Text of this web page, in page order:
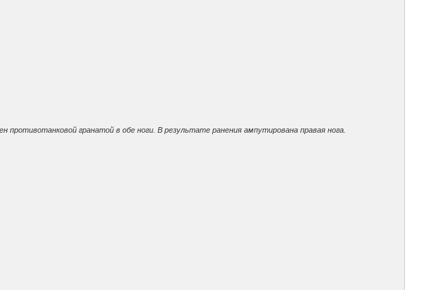
гранатой в обе ноги. В результате ранения ампутирована правая нога.